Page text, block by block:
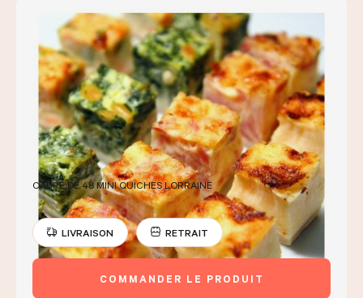
CADRE DE 48 MINI QUICHES LORRAINE
LIVRAISON RETRAIT
COMMANDER LE PRODUIT